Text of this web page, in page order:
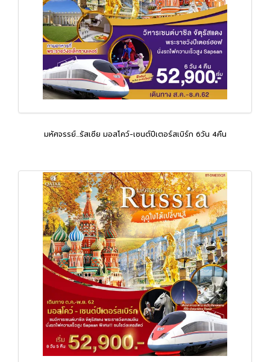
มหัศจรรย์...รัสเซีย มอสโคว์-เซนต์ปีเตอร์สเบิร์ก 6วัน 4คืน